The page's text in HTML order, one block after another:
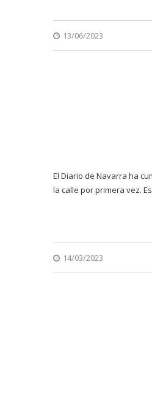
13/06/2023
El Diario de Navarra ha
la calle por primera vez.
14/03/2023